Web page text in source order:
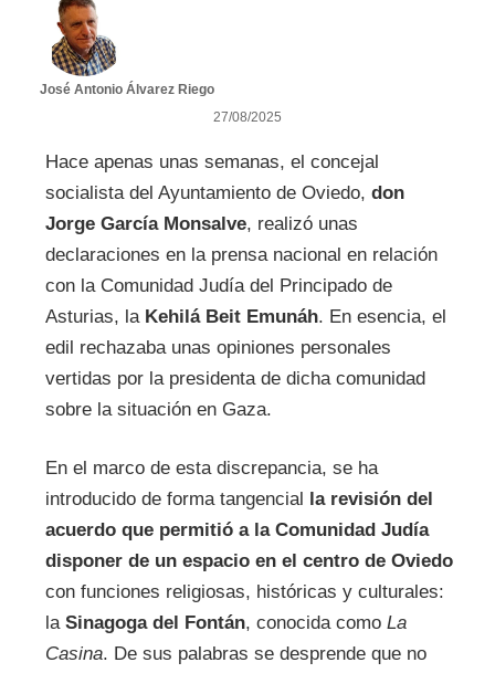
José Antonio Álvarez Riego
27/08/2025
Hace apenas unas semanas, el concejal
socialista del Ayuntamiento de Oviedo, don
Jorge García Monsalve, realizó unas
declaraciones en la prensa nacional en relación
con la Comunidad Judía del Principado de
Asturias, la Kehilá Beit Emunáh. En esencia, el
edil rechazaba unas opiniones personales
vertidas por la presidenta de dicha comunidad
sobre la situación en Gaza.
En el marco de esta discrepancia, se ha
introducido de forma tangencial la revisión del
acuerdo que permitió a la Comunidad Judía
disponer de un espacio en el centro de Oviedo
con funciones religiosas, históricas y culturales:
la Sinagoga del Fontán, conocida como La
Casina. De sus palabras se desprende que no